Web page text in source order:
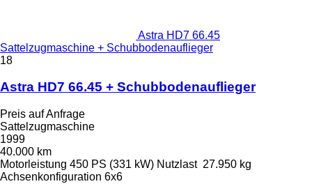
Astra HD7 66.45
Sattelzugmaschine + Schubbodenauflieger
18
Astra HD7 66.45 + Schubbodenauflieger
Preis auf Anfrage
Sattelzugmaschine
1999
40.000 km
Motorleistung 450 PS (331 kW) Nutzlast 27.950 kg
Achsenkonfiguration 6x6